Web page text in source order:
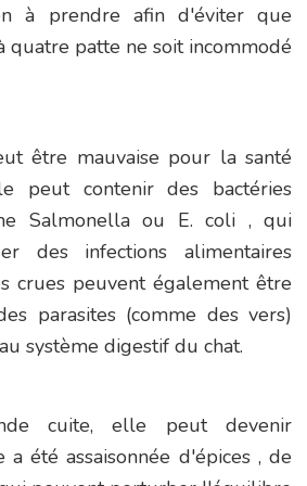
à prendre afin d'éviter que
quatre patte ne soit incommodé
être mauvaise pour la santé
peut contenir des bactéries
Salmonella ou E. coli , qui
des infections alimentaires
crues peuvent également être
parasites (comme des vers)
système digestif du chat.
cuite, elle peut devenir
été assaisonnée d'épices , de